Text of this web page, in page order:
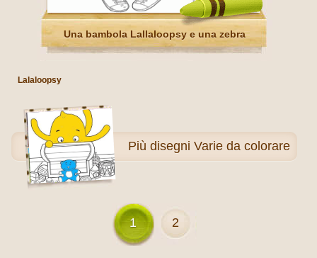
Una bambola Lallaloopsy e una zebra
Lalaloopsy
Piùdisegni Varie da colorare
1 2